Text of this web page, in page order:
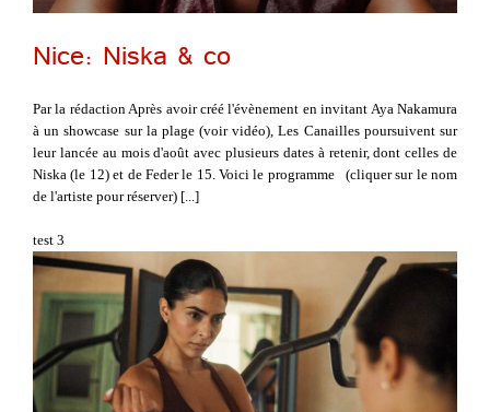
Nice: Niska & co
Par la rédaction Après avoir créé l'évènement en invitant Aya Nakamura
à un showcase sur la plage (voir vidéo), Les Canailles poursuivent sur
leur lancée au mois d'août avec plusieurs dates à retenir, dont celles de
Niska (le 12) et de Feder le 15. Voici le programme (cliquer sur le nom
de l'artiste pour réserver) [...]
test 3